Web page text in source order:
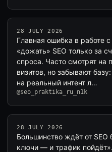
28 JULY 2026
Главная ошибка в работе
«дожать» SEO только за
спроса. Часто смотрят на
визитов, но забывают
на реальный интент л…
@seo_praktika_ru_n1k
28 JULY 2026
Большинство ждёт от
ключи — и трафик